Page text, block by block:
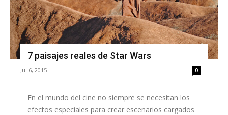
7 paisajes reales de Star Wars
Jul 6, 2015 0
En el mundo del cine no siempre se necesitan los
efectos especiales para crear escenarios cargados